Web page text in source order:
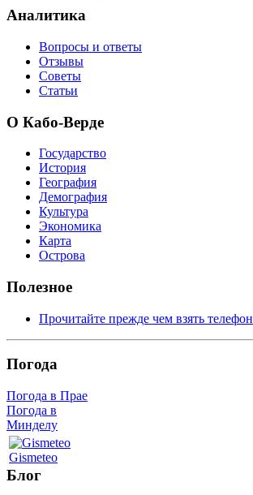
Аналитика
Вопросы и ответы
Отзывы
Советы
Статьи
О Кабо-Верде
Государство
История
География
Демография
Культура
Экономика
Карта
Острова
Полезное
Прочитайте прежде чем взять телефон
Погода
Погода в Прае
Погода в
Минделу
Gismeteo
Блог